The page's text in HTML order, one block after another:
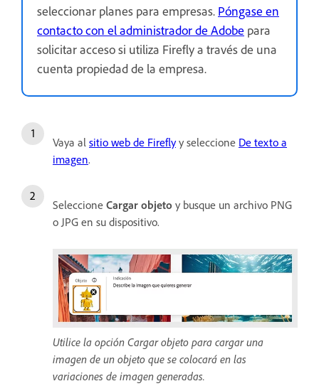
seleccionar planes para empresas. Póngase en
contacto con el administrador de Adobe para
solicitar acceso si utiliza Firefly a través de una
cuenta propiedad de la empresa.
Vaya al sitio web de Fireflyy seleccione De texto a
imagen.
Seleccione Cargar objeto y busque un archivo PNG
o JPG en su dispositivo.
Utilice la opción Cargar objeto para cargar una
imagen de un objeto que se colocará en las
variaciones de imagen generadas.